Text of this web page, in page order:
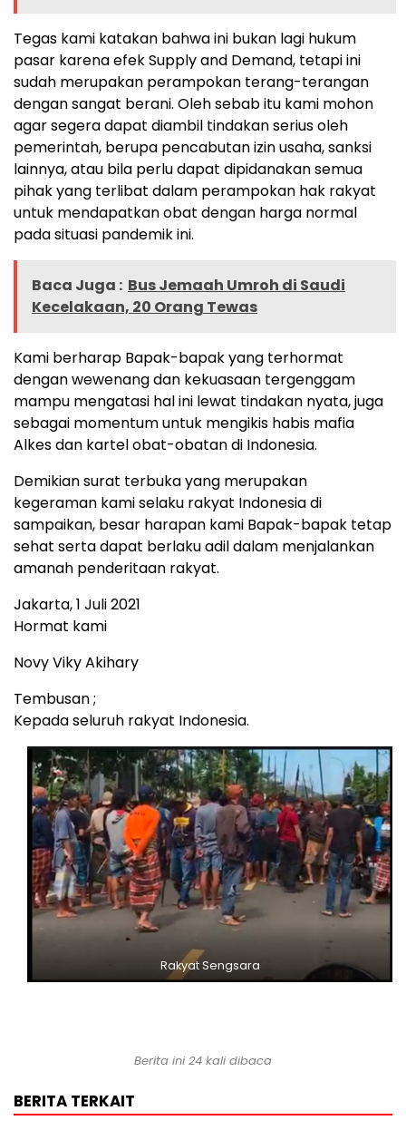
Tegas kami katakan bahwa ini bukan lagi hukum
pasar karena efek Supply and Demand, tetapi ini
sudah merupakan perampokan terang-terangan
dengan sangat berani. Oleh sebab itu kami mohon
agar segera dapat diambil tindakan serius oleh
pemerintah, berupa pencabutan izin usaha, sanksi
lainnya, atau bila perlu dapat dipidanakan semua
pihak yang terlibat dalam perampokan hak rakyat
untuk mendapatkan obat dengan harga normal
pada situasi pandemik ini.
Baca Juga : Bus Jemaah Umroh di Saudi
Kecelakaan, 20 Orang Tewas
Kami berharap Bapak-bapak yang terhormat
dengan wewenang dan kekuasaan tergenggam
mampu mengatasi hal ini lewat tindakan nyata, juga
sebagai momentum untuk mengikis habis mafia
Alkes dan kartel obat-obatan di Indonesia.
Demikian surat terbuka yang merupakan
kegeraman kami selaku rakyat Indonesia di
sampaikan, besar harapan kami Bapak-bapak tetap
sehat serta dapat berlaku adil dalam menjalankan
amanah penderitaan rakyat.
Jakarta, 1 Juli 2021
Hormat kami
Novy Viky Akihary
Tembusan ;
Kepada seluruh rakyat Indonesia.
Rakyat Sengsara
Berita ini 24 kali dibaca
BERITA TERKAIT